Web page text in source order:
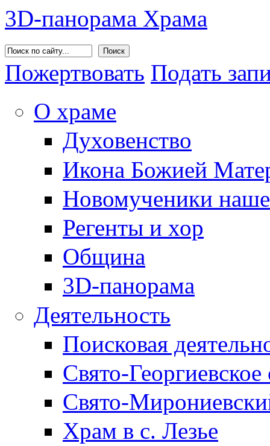
3D-панорама Храма
Пожертвовать Подать
О храме
Духовенство
Икона Божией
Новомученики
Регенты и хор
Община
3D-панорама
Деятельность
Поисковая
Свято-Георгиевское
Свято-
Храм в с. Лезье